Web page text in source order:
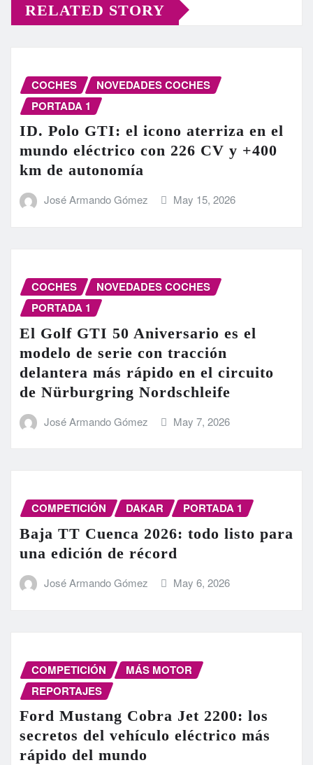
RELATED STORY
COCHES
NOVEDADES COCHES
PORTADA 1
ID. Polo GTI: el icono aterriza en el
mundo eléctrico con 226 CV y +400
km de autonomía
José Armando Gómez May 15, 2026
COCHES
NOVEDADES COCHES
PORTADA 1
El Golf GTI 50 Aniversario es el
modelo de serie con tracción
delantera más rápido en el circuito
de Nürburgring Nordschleife
José Armando Gómez May 7, 2026
COMPETICIÓN DAKAR PORTADA 1
Baja TT Cuenca 2026: todo listo para
una edición de récord
José Armando Gómez May 6, 2026
COMPETICIÓN
MÁS MOTOR
REPORTAJES
Ford Mustang Cobra Jet 2200: los
secretos del vehículo eléctrico más
rápido del mundo